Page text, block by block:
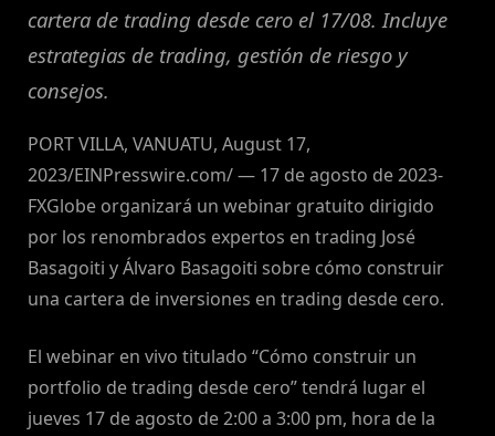
cartera de trading desde cero el 17/08. Incluye
estrategias de trading, gestión de riesgo y
consejos.
PORT VILLA, VANUATU, August 17,
2023/EINPresswire.com/ — 17 de agosto de 2023-
FXGlobe organizará un webinar gratuito dirigido
por los renombrados expertos en trading José
Basagoiti y Álvaro Basagoiti sobre cómo construir
una cartera de inversiones en trading desde cero.
El webinar en vivo titulado “Cómo construir un
portfolio de trading desde cero” tendrá lugar el
jueves 17 de agosto de 2:00 a 3:00 pm, hora de la